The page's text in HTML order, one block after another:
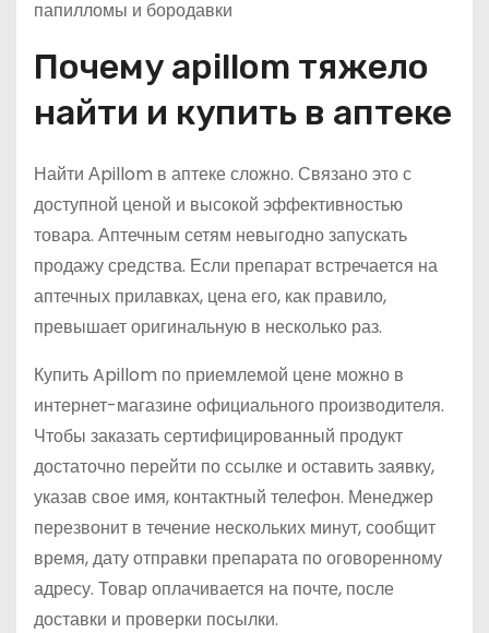
Почему apillom тяжело
найти и купить в аптеке
Найти Аpillom в аптеке сложно. Связано это с
доступной ценой и высокой эффективностью
товара. Аптечным сетям невыгодно запускать
продажу средства. Если препарат встречается на
аптечных прилавках, цена его, как правило,
превышает оригинальную в несколько раз.
Купить Apillom по приемлемой цене можно в
интернет-магазине официального производителя.
Чтобы заказать сертифицированный продукт
достаточно перейти по ссылке и оставить заявку,
указав свое имя, контактный телефон. Менеджер
перезвонит в течение нескольких минут, сообщит
время, дату отправки препарата по оговоренному
адресу. Товар оплачивается на почте, после
доставки и проверки посылки.